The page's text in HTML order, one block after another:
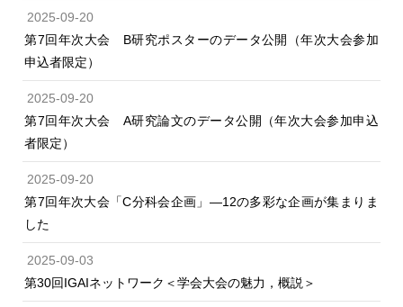
2025-09-20
第7回年次大会 B研究ポスターのデータ公開（年次大会参加
申込者限定）
2025-09-20
第7回年次大会 A研究論文のデータ公開（年次大会参加申込
者限定）
2025-09-20
第7回年次大会「C分科会企画」―12の多彩な企画が集まりま
した
2025-09-03
第30回IGAIネットワーク＜学会大会の魅力，概説＞